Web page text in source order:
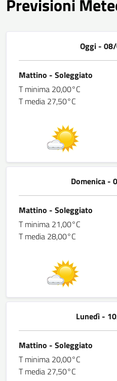
Previsioni
Oggi -
Mattino - Soleggiato
T minima 20,00°C
T media 27,50°C
Domenica -
Mattino - Soleggiato
T minima 21,00°C
T media 28,00°C
Lunedì -
Mattino - Soleggiato
T minima 20,00°C
T media 27,50°C